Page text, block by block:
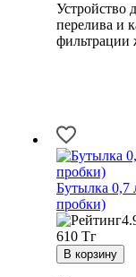
Устройство
перелива и
фильтрации
Бутылка
пробки)
610 Тг